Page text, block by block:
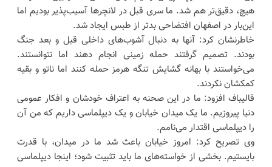
هیچ، دقیق‌تر هم شد. ما سری قبل در لانچرها آسیب‌پذیر بودیم اما
این‌بار در اصفهان افتضاحی بدتر از طبس ایجاد شد.
خاطرنشان کرد: آنها به دنبال آشوب‌های داخلی قبل و بعد جنگ
بودند. تصمیم گرفتند حمله زمینی انجام دهند اما نتوانستند.
می‌خواستند با بهانه گشایش تنگه هرمز حمله کنند اما ناتو و بقیه
کمکشان نکردند.
قالیباف افزود: ما در این صحنه به اعتراف خودشان و افکار عمومی
دنیا پیروزیم. ما یک میدان خیابان و یک دیپلماسی داریم که من آن
را دیپلماسی اقتدار می‌نامم.
وی تصریح کرد: امروز خیابان باعث شد ما در میدان، با قدرت
بایستیم. بخشی از خواسته‌های ما باید تثبیت شود؛ اینجا دیپلماسی